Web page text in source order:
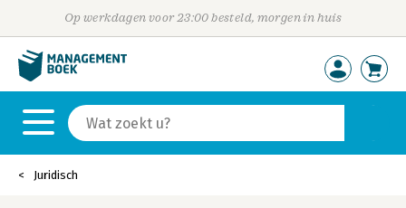
Op werkdagen voor 23:00 besteld, morgen in huis
Juridisch